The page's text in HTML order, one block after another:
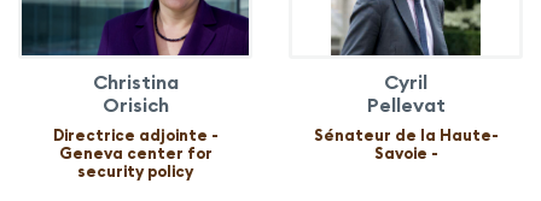
Christina
Orisich
Directrice adjointe -
Geneva center for
security policy
Cyril
Pellevat
Sénateur de la Haute-
Savoie -